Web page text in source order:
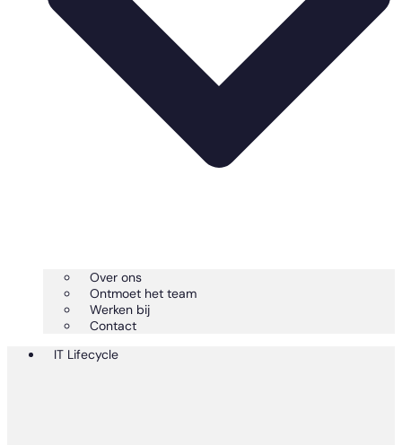
Over ons
Ontmoet het team
Werken bij
Contact
IT Lifecycle